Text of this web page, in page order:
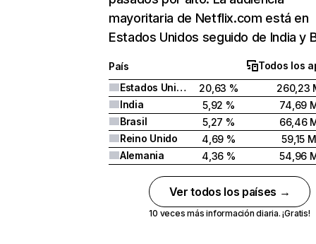
mayoritaria de Netflix.com está en
Estados Unidos seguido de India y
País
Todos los
Estados Unidos
20,63 %
260,23
India
5,92 %
74,69
Brasil
5,27 %
66,46
Reino Unido
4,69 %
59,15 M
Alemania
4,36 % 54,96
Ver todos los países →
10 veces más información diaria. ¡Gratis!